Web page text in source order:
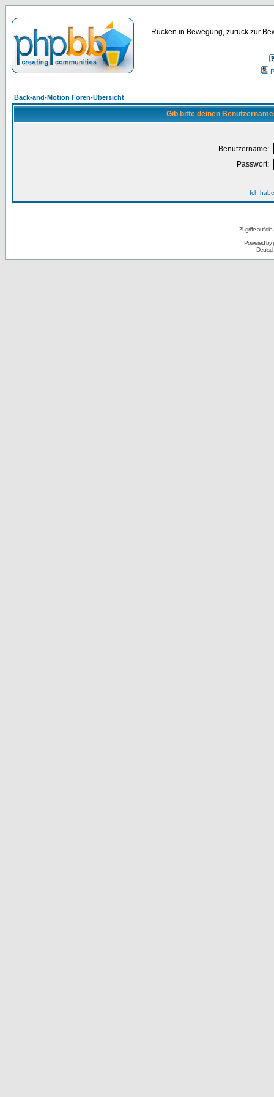
Rücken in Bewegung, zurück zur
Back-and-Motion Foren-Übersicht
Gib bitte deinen
Benutzername:
Passwort:
Ich
Zugriffe auf
Powered by